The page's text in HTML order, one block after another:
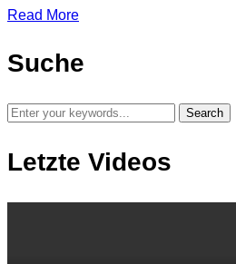
Read More
Suche
Letzte Videos